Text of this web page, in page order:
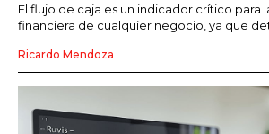
El flujo de caja es un indicador crítico para
financiera de cualquier negocio, ya que
Ricardo Mendoza